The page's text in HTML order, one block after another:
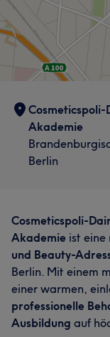
Akademie
Berlin
Cosmeticspoli-
Akademie ist eine
und Beauty-
Berlin. Mit einem
einer warmen,
professionelle
Ausbildung auf